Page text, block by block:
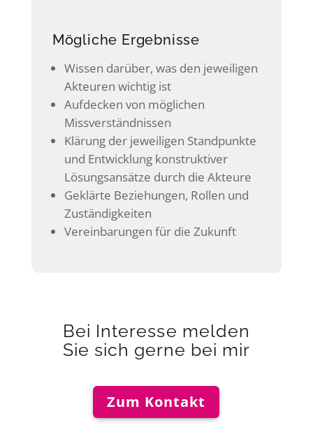
Mögliche Ergebnisse
Wissen darüber, was den jeweiligen
Akteuren wichtig ist
Aufdecken von möglichen
Missverständnissen
Klärung der jeweiligen Standpunkte
und Entwicklung konstruktiver
Lösungsansätze durch die Akteure
Geklärte Beziehungen, Rollen und
Zuständigkeiten
Vereinbarungen für die Zukunft
Bei Interesse melden
Sie sich gerne bei mir
Zum Kontakt